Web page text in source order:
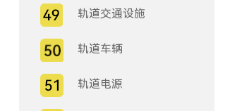
轨道交通设施
轨道车辆
轨道电源